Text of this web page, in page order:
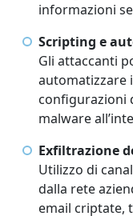
informazioni
Scripting e
Gli attaccanti
automatizzare
configurazioni
malware
Exfiltrazione
Utilizzo di
dalla rete
email criptate,